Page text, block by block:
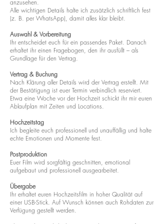
anzusehen.
Alle wichtigen Details halte ich zusätzlich schriftlich fest
(z. B. per WhatsApp), damit alles klar bleibt.
Auswahl & Vorbereitung
Ihr entscheidet euch für ein passendes Paket. Danach
erhaltet ihr einen Fragebogen, den ihr ausfüllt – als
Grundlage für den Vertrag.
Vertrag & Buchung
Nach Klärung aller Details wird der Vertrag erstellt. Mit
der Bestätigung ist euer Termin verbindlich reserviert.
Etwa eine Woche vor der Hochzeit schickt ihr mir euren
Ablaufplan mit Zeiten und Locations.
Hochzeitstag
Ich begleite euch professionell und unauffällig und halte
echte Emotionen und Momente fest.
Postproduktion
Euer Film wird sorgfältig geschnitten, emotional
aufgebaut und professionell ausgearbeitet.
Übergabe
Ihr erhaltet euren Hochzeitsfilm in hoher Qualität auf
einer USB-Stick. Auf Wunsch können auch Rohdaten zur
Verfügung gestellt werden.